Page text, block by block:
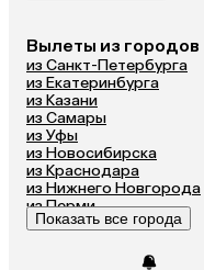
Грузия
Индонезия
Армения
Шри-Ланка
Азербайджан
Черногория
Япония
Вылеты из городов
из Санкт-Петербурга
из Екатеринбурга
из Казани
из Самары
из Уфы
из Новосибирска
из Краснодара
из Нижнего Новгорода
из Перми
из Сочи
Показать все города